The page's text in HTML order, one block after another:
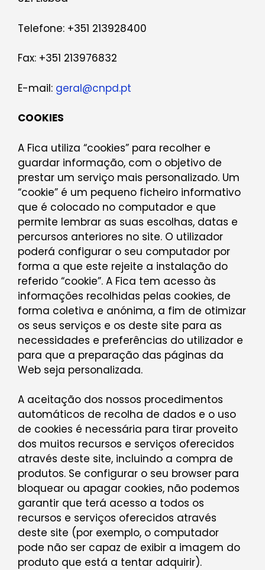
Telefone: +351 213928400
Fax: +351 213976832
E-mail: geral@cnpd.pt
COOKIES
A Fica utiliza “cookies” para recolher e
guardar informação, com o objetivo de
prestar um serviço mais personalizado. Um
“cookie” é um pequeno ficheiro informativo
que é colocado no computador e que
permite lembrar as suas escolhas, datas e
percursos anteriores no site. O utilizador
poderá configurar o seu computador por
forma a que este rejeite a instalação do
referido “cookie”. A Fica tem acesso às
informações recolhidas pelas cookies, de
forma coletiva e anónima, a fim de otimizar
os seus serviços e os deste site para as
necessidades e preferências do utilizador e
para que a preparação das páginas da
Web seja personalizada.
A aceitação dos nossos procedimentos
automáticos de recolha de dados e o uso
de cookies é necessária para tirar proveito
dos muitos recursos e serviços oferecidos
através deste site, incluindo a compra de
produtos. Se configurar o seu browser para
bloquear ou apagar cookies, não podemos
garantir que terá acesso a todos os
recursos e serviços oferecidos através
deste site (por exemplo, o computador
pode não ser capaz de exibir a imagem do
produto que está a tentar adquirir).